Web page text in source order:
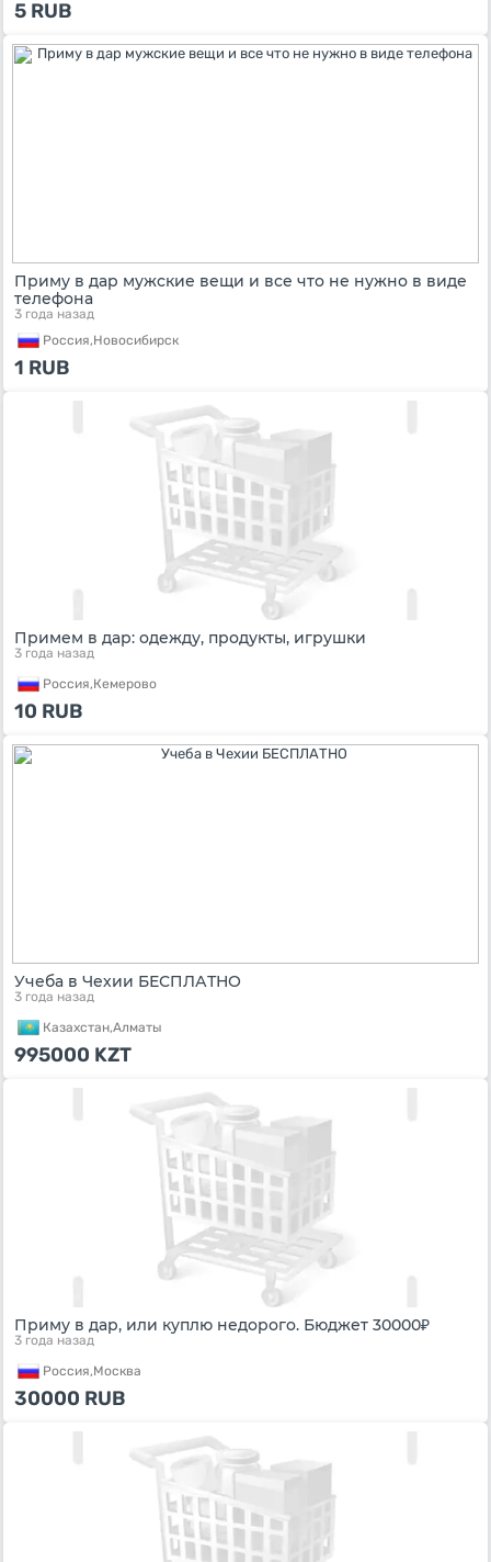
5 RUB
Приму в дар мужские вещи и все что не нужно в виде
телефона
3 года назад
Россия,Новосибирск
1 RUB
Примем в дар: одежду, продукты, игрушки
3 года назад
Россия,Кемерово
10 RUB
Учеба в Чехии БЕСПЛАТНО
3 года назад
Казахстан,Алматы
995000 KZT
Приму в дар, или куплю недорого. Бюджет 30000₽
3 года назад
Россия,Москва
30000 RUB